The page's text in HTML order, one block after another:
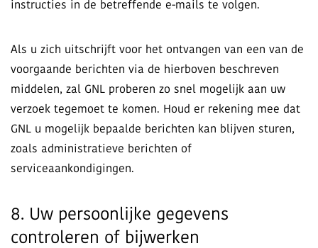
instructies in de betreffende e-mails te volgen.
Als u zich uitschrijft voor het ontvangen van een van de
voorgaande berichten via de hierboven beschreven
middelen, zal GNL proberen zo snel mogelijk aan uw
verzoek tegemoet te komen. Houd er rekening mee dat
GNL u mogelijk bepaalde berichten kan blijven sturen,
zoals administratieve berichten of
serviceaankondigingen.
8. Uw persoonlijke gegevens
controleren of bijwerken